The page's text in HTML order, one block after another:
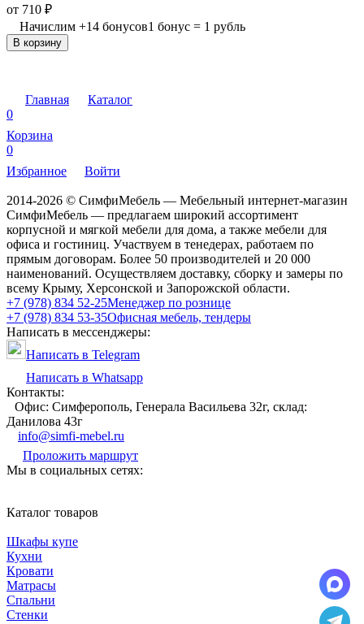
от 710 ₽
Начислим +14 бонусов1 бонус = 1 рубль
В корзину
Главная
Каталог
0
Корзина
0
Избранное
Войти
2014-2026 © СимфиМебель — Мебельный интернет-магазин
СимфиМебель — предлагаем широкий ассортимент
корпусной и мягкой мебели для дома, а также мебели для
офиса и гостиниц. Участвуем в тенедерах, работаем по
прямым договорам. Более 50 производителей и 20 000
наименований. Осуществляем доставку, сборку и замеры по
всему Крыму, Херсонской и Запорожской области.
+7 (978) 834 52-25Менеджер по рознице
+7 (978) 834 53-35Офисная мебель, тендеры
Написать в мессенджеры:
Написать в Telegram
Написать в Whatsapp
Контакты:
Офис: Симферополь, Генерала Васильева 32г, склад:
Данилова 43г
info@simfi-mebel.ru
Проложить маршрут
Мы в социальных сетях:
Каталог товаров
Шкафы купе
Кухни
Кровати
Матрасы
Cпальни
Стенки